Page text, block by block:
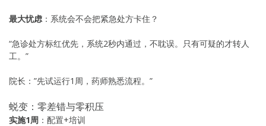
最大忧虑：系统会不会把紧急处方卡住？
“急诊处方标红优先，系统2秒内通过，不耽误。只有可疑的才转人
工。”
院长：”先试运行1周，药师熟悉流程。”
蜕变：零差错与零积压
实施1周 ：配置+培训